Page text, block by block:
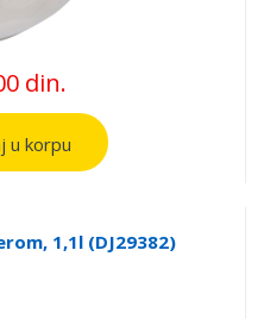
din.
u korpu
1,1l (DJ29382)